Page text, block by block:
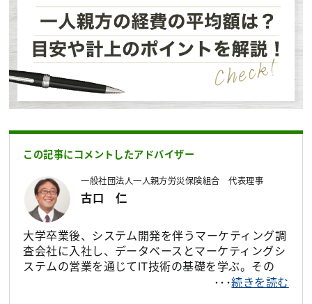
この記事にコメントしたアドバイザー
一般社団法人一人親方労災保険組合 代表理事
古口 仁
大学卒業後、システム開発を伴うマーケティング調
査会社に入社し、データベースとマーケティングシ
ステムの営業を通じてIT技術の基礎を学ぶ。その
後、独立して医療系のシステムインテグレーション
･･･続きを読む